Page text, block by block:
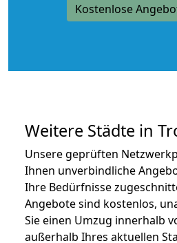
Kostenlose
Weitere Städte in
Unsere geprüften
Ihnen unverbindliche
Ihre Bedürfnisse
Angebote sind kostenlos,
Sie einen Umzug innerhalb
außerhalb Ihres aktuellen